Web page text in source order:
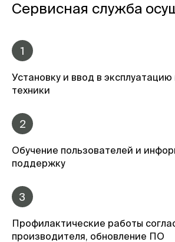
Сервисная служба
1
Установку и ввод в
техники
2
Обучение пользователей и
поддержку
3
Профилактические работы
производителя, обновление ПО